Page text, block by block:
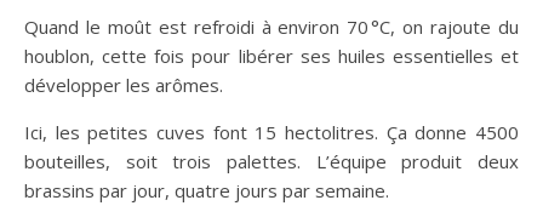
Quand le moût est refroidi à environ 70 °C, on rajoute du
houblon, cette fois pour libérer ses huiles essentielles et
développer les arômes.
Ici, les petites cuves font 15 hectolitres. Ça donne 4500
bouteilles, soit trois palettes. L’équipe produit deux
brassins par jour, quatre jours par semaine.